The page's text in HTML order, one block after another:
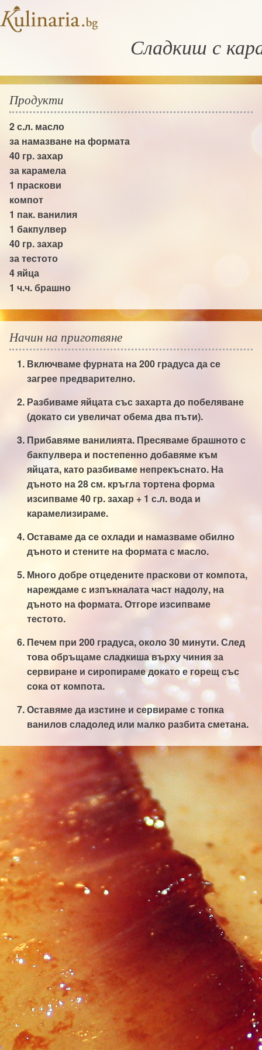
Сладкиш с
Продукти
2 с.л. масло
за намазване на формата
40 гр.захар
за карамела
1 праскови
компот
1 пак. ванилия
1 бакпулвер
40 гр.захар
за тестото
4яйца
1 ч.ч.брашно
Начин на приготвяне
Включваме фурната на 200 градуса да се
загрее предварително.
Разбиваме яйцата със захарта до побеляване
(докато си увеличат обема два пъти).
Прибавяме ванилията. Пресяваме брашното с
бакпулвера и постепенно добавяме към
яйцата, като разбиваме непрекъснато. На
дъното на 28 см. кръгла тортена форма
изсипваме 40 гр. захар + 1 с.л. вода и
карамелизираме.
Оставаме да се охлади и намазваме обилно
дъното и стените на формата с масло.
Много добре отцедените праскови от компота,
нареждаме с изпъкналата част надолу, на
дъното на формата. Отгоре изсипваме
тестото.
Печем при 200 градуса, около 30 минути. След
това обръщаме сладкиша върху чиния за
сервиране и сиропираме докато е горещ със
сока от компота.
Оставяме да изстине и сервираме с топка
ванилов сладолед или малко разбита сметана.